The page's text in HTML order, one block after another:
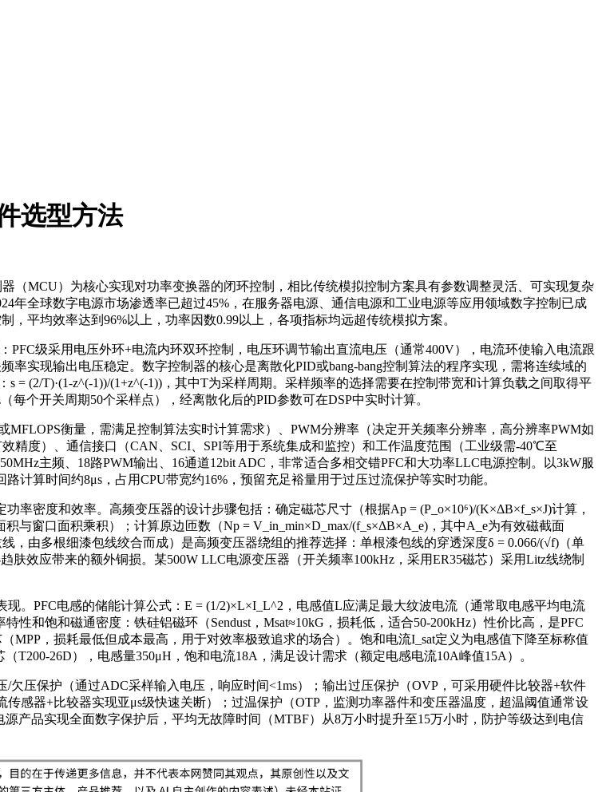
选型方法
（MCU）为核心实现对功率变换器的闭环控制，相比传统模拟控制方案具有参数调整灵活、可实现复杂
年全球数字电源市场渗透率已超过45%，在服务器电源、通信电源和工业电源等应用领域数字控制已成
平均效率达到96%以上，功率因数0.99以上，各项指标均远超传统模拟方案。
级采用电压外环+电流内环双环控制，电压环调节输出直流电压（通常400V），电流环使输入电流跟
实现输出电压稳定。数字控制器的核心是离散化PID或bang-bang控制算法的程序实现，需将连续域的
= (2/T)·(1-z^(-1))/(1+z^(-1))，其中T为采样周期。采样频率的选择需要在控制带宽和计算负载之间取得平
个开关周期50个采样点），经离散化后的PID参数可在DSP中实时计算。
衡量，需满足控制算法实时计算需求）、PWM分辨率（决定开关频率分辨率，高分辨率PWM如
精度）、通信接口（CAN、SCI、SPI等用于系统集成和监控）和工作温度范围（工业级需-40℃至
主频、18路PWM输出、16通道12bit ADC，非常适合多相交错PFC和大功率LLC电源控制。以3kW服
计算时间约8μs，占用CPU带宽约16%，预留充足裕量用于过压过流保护等实时功能。
密度和效率。高频变压器的设计步骤包括：确定磁芯尺寸（根据Ap = (P_o×10⁶)/(K×ΔB×f_s×J)计算，
与窗口面积乘积）；计算原边匝数（Np = V_in_min×D_max/(f_s×ΔB×A_e)，其中A_e为有效磁截面
由多根细漆包线绞合而成）是高频变压器绕组的推荐选择：单根漆包线的穿透深度δ = 0.066/(√f)（单
肤效应带来的额外铜损。某500W LLC电源变压器（开关频率100kHz，采用ER35磁芯）采用Litz线绕制
。PFC电感的储能计算公式：E = (1/2)×L×I_L^2，电感值L应满足最大纹波电流（通常取电感平均电流
性和饱和磁通密度：铁硅铝磁环（Sendust，Msat≈10kG，损耗低，适合50-200kHz）性价比高，是PFC
MPP，损耗最低但成本最高，用于对效率极致追求的场合）。饱和电流I_sat定义为电感值下降至标称值
T200-26D），电感量350μH，饱和电流18A，满足设计需求（额定电感电流10A峰值15A）。
压保护（通过ADC采样输入电压，响应时间<1ms）；输出过压保护（OVP，可采用硬件比较器+软件
感器+比较器实现亚μs级快速关断）；过温保护（OTP，监测功率器件和变压器温度，超温阈值通常设
产品实现全面数字保护后，平均无故障时间（MTBF）从8万小时提升至15万小时，防护等级达到电信